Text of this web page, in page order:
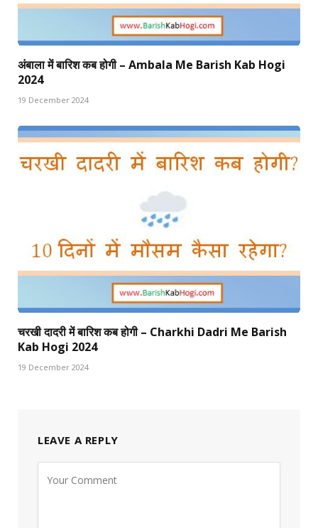
अंबाला में बारिश कब होगी – Ambala Me Barish Kab Hogi
2024
19 December 2024
चरखी दादरी में बारिश कब होगी – Charkhi Dadri Me Barish
Kab Hogi 2024
19 December 2024
LEAVE A REPLY